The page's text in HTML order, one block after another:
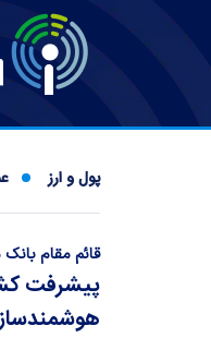
پول و ارز
قائم مقام
پیشرفت